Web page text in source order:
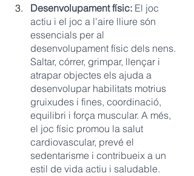
Desenvolupament físic: El joc
actiu i el joc a l'aire lliure són
essencials per al
desenvolupament físic dels nens.
Saltar, córrer, grimpar, llençar i
atrapar objectes els ajuda a
desenvolupar habilitats motrius
gruixudes i fines, coordinació,
equilibri i força muscular. A més,
el joc físic promou la salut
cardiovascular, prevé el
sedentarisme i contribueix a un
estil de vida actiu i saludable.